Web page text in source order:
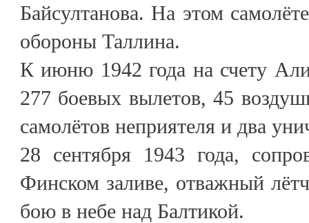
Байсултанова. На этом
обороны Таллина.
К июню 1942 года на счету
277 боевых вылетов, 45
самолётов неприятеля и два
28 сентября 1943 года,
Финском заливе, отважный
бою в небе над Балтикой.